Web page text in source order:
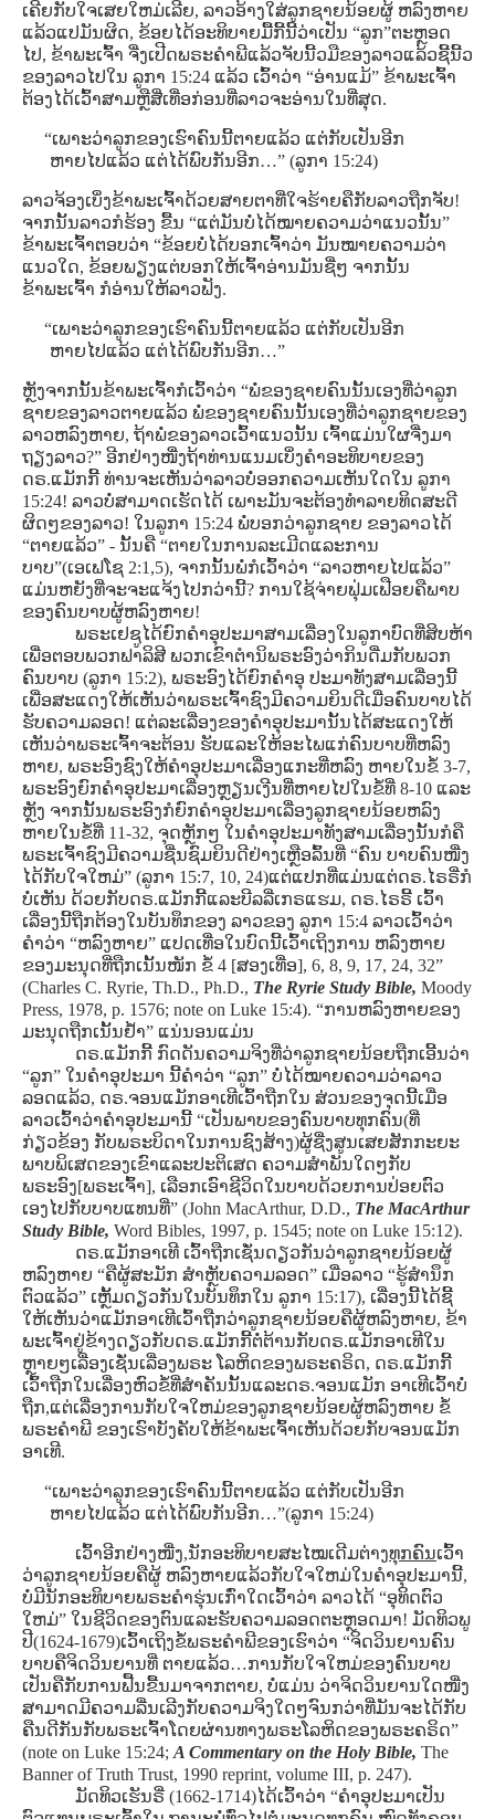
ເຄີຍກັບໃຈເສຍໃຫມ່ເລີຍ, ລາວອ້າງໃສ່ລູກຊາຍນ້ອຍຜູ້ ຫລົງຫາຍ
ແລ້ວແປມັນຜິດ, ຂ້ອຍໄດ້ອະທິບາຍມື້ກີ້ນີ້ວ່າເປັນ “ລູກ”ຕະຫຼອດ
ໄປ, ຂ້າພະເຈົ້າ ຈື່ງເປີດພຣະຄໍາພີແລ້ວຈັບນີ້ວມືຂອງລາວແລ້ວຊີ້ນີ້ວ
ຂອງລາວໄປໃນ ລູກາ 15:24 ແລ້ວ ເວົ້າວ່າ “ອ່ານແມ້” ຂ້າພະເຈົ້າ
ຕ້ອງໄດ້ເວົ້າສາມຫຼືສີ່ເທື່ອກ່ອນທີ່ລາວຈະອ່ານໃນທີ່ສຸດ.
“ເພາະວ່າລູກຂອງເຮົາຄົນນີ້ຕາຍແລ້ວ ແຕ່ກັບເປັນອີກ
ຫາຍໄປແລ້ວ ແຕ່ໄດ້ພົບກັນອີກ…” (ລູກາ 15:24)
ລາວຈ້ອງເບິ່ງຂ້າພະເຈົ້າດ້ວຍສາຍຕາທີ່ໃຈຮ້າຍຄືກັບລາວຖືກຈັບ!
ຈາກນັ້ນລາວກໍຮ້ອງ ຂື້ນ “ແຕ່ມັນບໍ່ໄດ້ໝາຍຄວາມວ່າແນວນັ້ນ”
ຂ້າພະເຈົ້າຕອບວ່າ “ຂ້ອຍບໍ່ໄດ້ບອກເຈົ້າວ່າ ມັນໝາຍຄວາມວ່າ
ແນວໃດ, ຂ້ອຍພຽງແຕ່ບອກໃຫ້ເຈົ້າອ່ານມັນຊື່ໆ ຈາກນັ້ນ
ຂ້າພະເຈົ້າ ກໍອ່ານໃຫ້ລາວຟັງ.
“ເພາະວ່າລູກຂອງເຮົາຄົນນີ້ຕາຍແລ້ວ ແຕ່ກັບເປັນອີກ
ຫາຍໄປແລ້ວ ແຕ່ໄດ້ພົບກັນອີກ…”
ຫຼັງຈາກນັ້ນຂ້າພະເຈົ້າກໍເວົ້າວ່າ “ພໍ່ຂອງຊາຍຄົນນັ້ນເອງທີ່ວ່າລູກ
ຊາຍຂອງລາວຕາຍແລ້ວ ພໍ່ຂອງຊາຍຄົນນັ້ນເອງທີ່ວ່າລູກຊາຍຂອງ
ລາວຫລົງຫາຍ, ຖ້າພໍ່ຂອງລາວເວົ້າແນວນັ້ນ ເຈົ້າແມ່ນໃຜຈື່ງມາ
ຖຽງລາວ?” ອີກຢ່າງໜື່ງຖ້າທ່ານແນມເບິ່ງຄໍາອະທິບາຍຂອງ
ດຣ.ແມັກກີ້ ທ່ານຈະເຫັນວ່າລາວບໍ່ອອກຄວາມເຫັນໃດໃນ ລູກາ
15:24! ລາວບໍ່ສາມາດເຮັດໄດ້ ເພາະມັນຈະຕ້ອງທໍາລາຍທິດສະດີ
ຜິດໆຂອງລາວ! ໃນລູກາ 15:24 ພໍ່ບອກວ່າລູກຊາຍ ຂອງລາວໄດ້
“ຕາຍແລ້ວ” - ນັ້ນຄື “ຕາຍໃນການລະເມີດແລະການ
ບາບ”(ເອເຟໂຊ 2:1,5), ຈາກນັ້ນພໍ່ກໍເວົ້າວ່າ “ລາວຫາຍໄປແລ້ວ”
ແມ່ນຫຍັງທີ່ຈະຈະແຈ້ງໄປກວ່ານີ້? ການໃຊ້ຈ່າຍຟຸ່ມເຟືອຍຄືພາບ
ຂອງຄົນບາບຜູ້ຫລົງຫາຍ!
ພຣະເຢຊູໄດ້ຍົກຄໍາອຸປະມາສາມເລື່ອງໃນລູກາບົດທີ່ສິບຫ້າ
ເພື່ອຕອບພວກຟາລິສີ ພວກເຂົາຕໍານິພຣະອົງວ່າກິນດື່ມກັບພວກ
ຄົນບາບ (ລູກາ 15:2), ພຣະອົງໄດ້ຍົກຄໍາອຸ ປະມາທັງສາມເລື່ອງນີ້
ເພື່ອສະແດງໃຫ້ເຫັນວ່າພຣະເຈົ້າຊົງມີຄວາມຍິນດີເມື່ອຄົນບາບໄດ້
ຮັບຄວາມລອດ! ແຕ່ລະເລື່ອງຂອງຄໍາອຸປະມານັ້ນໄດ້ສະແດງໃຫ້
ເຫັນວ່າພຣະເຈົ້າຈະຕ້ອນ ຮັບແລະໃຫ້ອະໄພແກ່ຄົນບາບທີ່ຫລົງ
ຫາຍ, ພຣະອົງຊົງໃຫ້ຄໍາອຸປະມາເລື່ອງແກະທີ່ຫລົງ ຫາຍໃນຂໍ້ 3-7,
ພຣະອົງຍົກຄໍາອຸປະມາເລື່ອງຫຼຽນເງີນທີ່ຫາຍໄປໃນຂໍ້ທີ່ 8-10 ແລະ
ຫຼັງ ຈາກນັ້ນພຣະອົງກໍຍົກຄໍາອຸປະມາເລື່ອງລູກຊາຍນ້ອຍຫລົງ
ຫາຍໃນຂໍ້ທີ່ 11-32, ຈຸດຫຼັກໆ ໃນຄໍາອຸປະມາທັງສາມເລື່ອງນັ້ນກໍຄື
ພຣະເຈົ້າຊົງມີຄວາມຊື່ນຊົມຍິນດີຢ່າງເຫຼືອລົ້ນທີ່ “ຄົນ ບາບຄົນໜື່ງ
ໄດ້ກັບໃຈໃຫມ່” (ລູກາ 15:7, 10, 24)ແຕ່ແປກທີ່ແມ່ນແຕ່ດຣ.ໄຣຣີ່ກໍ
ບໍ່ເຫັນ ດ້ວຍກັບດຣ.ແມັກກີ້ແລະບີລລີ່ເກຣແຮມ, ດຣ.ໄຣຣີ້ ເວົ້າ
ເລື່ອງນີ້ຖືກຕ້ອງໃນບັນທຶກຂອງ ລາວຂອງ ລູກາ 15:4 ລາວເວົ້າວ່າ
ຄໍາວ່າ “ຫລົງຫາຍ” ແປດເທື່ອໃນບົດນີ້ເວົ້າເຖິງການ ຫລົງຫາຍ
ຂອງມະນຸດທີ່ຖືກເນັ້ນໜັກ ຂໍ້ 4 [ສອງເທື່ອ], 6, 8, 9, 17, 24, 32”
(Charles C. Ryrie, Th.D., Ph.D., The Ryrie Study Bible, Moody
Press, 1978, p. 1576; note on Luke 15:4). “ການຫລົງຫາຍຂອງ
ມະນຸດຖືກເນັ້ນຢ້ຳ” ແນ່ນອນແມ່ນ
ດຣ.ແມັກກີ້ ກົດດັນຄວາມຈິງທີ່ວ່າລູກຊາຍນ້ອຍຖືກເອີ້ນວ່າ
“ລູກ” ໃນຄໍາອຸປະມາ ນີ້ຄໍາວ່າ “ລູກ” ບໍ່ໄດ້ໝາຍຄວາມວ່າລາວ
ລອດແລ້ວ, ດຣ.ຈອນແມັກອາເທີເວົ້າຖືກໃນ ສ່ວນຂອງຈຸດນີ້ເມື່ອ
ລາວເວົ້າວ່າຄໍາອຸປະມານີ້ “ເປັນພາບຂອງຄົນບາບທຸກຄົນ(ທີ່
ກ່ຽວຂ້ອງ ກັບພຣະບິດາໃນການຊົງສ້າງ)ຜູ້ຊື່ງສູນເສຍສັກກະຍະ
ພາບພິເສດຂອງເຂົາແລະປະຕິເສດ ຄວາມສໍາພັນໃດໆກັບ
ພຣະອົງ[ພຣະເຈົ້າ], ເລືອກເອົາຊີວິດໃນບາບດ້ວຍການປ່ອຍຕົວ
ເອງໄປກັບບາບແທນທີ່” (John MacArthur, D.D., The MacArthur
Study Bible, Word Bibles, 1997, p. 1545; note on Luke 15:12).
ດຣ.ແມັກອາເທີ ເວົ້າຖືກເຊັ່ນດຽວກັນວ່າລູກຊາຍນ້ອຍຜູ້
ຫລົງຫາຍ “ຄືຜູ້ສະມັກ ສໍາຫຼັບຄວາມລອດ” ເມື່ອລາວ “ຮູ້ສໍານຶກ
ຕົວແລ້ວ” ເຫຼັ້ມດຽວກັນໃນບັນທຶກໃນ ລູກາ 15:17), ເລື່ອງນີ້ໄດ້ຊີ້
ໃຫ້ເຫັນວ່າແມັກອາເທີເວົ້າຖືກວ່າລູກຊາຍນ້ອຍຄືຜູ້ຫລົງຫາຍ, ຂ້າ
ພະເຈົ້າຢູ່ຂ້າງດຽວກັບດຣ.ແມັກກີ້ຕໍ່ຕ້ານກັບດຣ.ແມັກອາເທີໃນ
ຫຼາຍໆເລື່ອງເຊັ່ນເລື່ອງພຣະ ໂລຫິດຂອງພຣະຄຣິດ, ດຣ.ແມັກກີ້
ເວົ້າຖືກໃນເລື່ອງຫົວຂໍ້ທີ່ສໍາຄັນນັ້ນແລະດຣ.ຈອນແມັກ ອາເທີເວົ້າບໍ່
ຖືກ,ແຕ່ເລື່ອງການກັບໃຈໃຫມ່ຂອງລູກຊາຍນ້ອຍຜູ້ຫລົງຫາຍ ຂໍ້
ພຣະຄໍາພີ ຂອງເຮົາບັງຄັບໃຫ້ຂ້າພະເຈົ້າເຫັນດ້ວຍກັບຈອນແມັກ
ອາເທີ.
“ເພາະວ່າລູກຂອງເຮົາຄົນນີ້ຕາຍແລ້ວ ແຕ່ກັບເປັນອີກ
ຫາຍໄປແລ້ວ ແຕ່ໄດ້ພົບກັນອີກ…”(ລູກາ 15:24)
ເວົ້າອີກຢ່າງໜື່ງ,ນັກອະທິບາຍສະໄໝເດີມຕ່າງທຸກຄົນເວົ້າ
ວ່າລູກຊາຍນ້ອຍຄືຜູ້ ຫລົງຫາຍແລ້ວກັບໃຈໃຫມ່ໃນຄໍາອຸປະມານີ້,
ບໍ່ມີນັກອະທິບາຍພຣະຄໍາຮຸ່ນເກົ່າໃດເວົ້າວ່າ ລາວໄດ້ “ອຸທິດຕົວ
ໃຫມ່” ໃນຊີວິດຂອງຕົນແລະຮັບຄວາມລອດຕະຫຼອດມາ! ມັດທິວພູ
ປີ(1624-1679)ເວົ້າເຖິງຂໍ້ພຣະຄໍາພີຂອງເຮົາວ່າ “ຈິດວິນຍານຄົນ
ບາບຄືຈິດວິນຍານທີ່ ຕາຍແລ້ວ…ການກັບໃຈໃຫມ່ຂອງຄົນບາບ
ເປັນຄືກັບການຟື້ນຂື້ນມາຈາກຕາຍ, ບໍ່ແມ່ນ ວ່າຈິດວິນຍານໃດໜື່ງ
ສາມາດມີຄວາມລື່ນເລີງກັບຄວາມຈິງໃດໆຈົນກວ່າທີ່ມັນຈະໄດ້ກັບ
ຄືນດີກັນກັບພຣະເຈົ້າໂດຍຜ່ານທາງພຣະໂລຫິດຂອງພຣະຄຣິດ”
(note on Luke 15:24; A Commentary on the Holy Bible, The
Banner of Truth Trust, 1990 reprint, volume III, p. 247).
ມັດທິວເຮັນຣີ່ (1662-1714)ໄດ້ເວົ້າວ່າ “ຄໍາອຸປະມາເປັນ